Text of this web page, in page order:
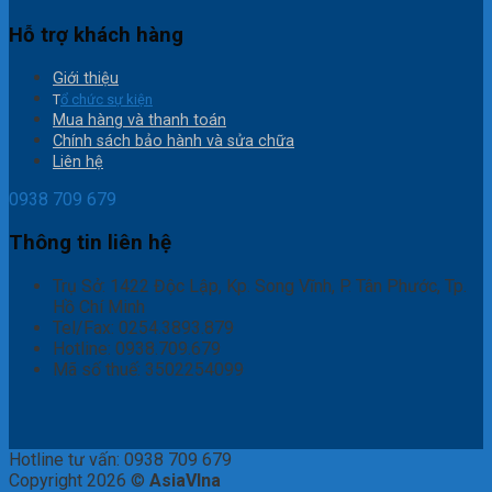
Hỗ trợ khách hàng
Giới thiệu
Tổ chức sự kiện
Mua hàng và thanh toán
Chính sách bảo hành và sửa chữa
Liên hệ
0938 709 679
Thông tin liên hệ
Trụ Sở: 1422 Độc Lập, Kp. Song Vĩnh, P. Tân Phước, Tp.
Hồ Chí Minh
Tel/Fax: 0254.3893.879
Hotline: 0938.709.679
Mã số thuế: 3502254099
Hotline tư vấn: 0938 709 679
Copyright 2026 © AsiaVIna